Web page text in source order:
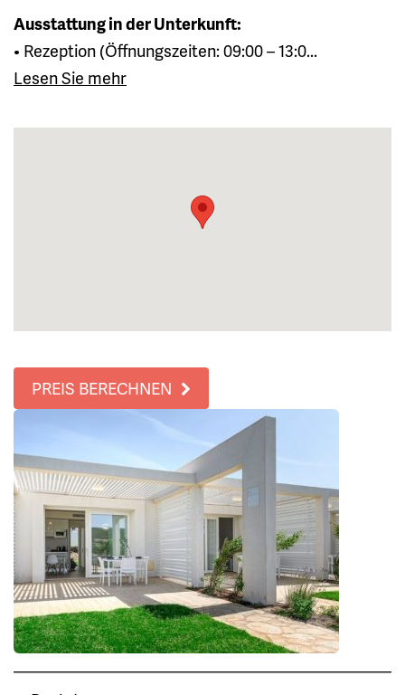
Ausstattung in der Unterkunft:
• Rezeption (Öffnungszeiten: 09:00 – 13:0...
Lesen Sie mehr
PREIS BERECHNEN